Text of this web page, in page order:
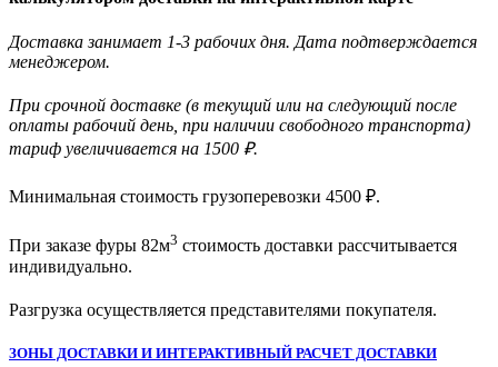
Доставка занимает 1-3 рабочих дня. Дата подтверждается
менеджером.
При срочной доставке (в текущий или на следующий после
оплаты рабочий день, при наличии свободного транспорта)
тариф увеличивается на 1500 ₽.
Минимальная стоимость грузоперевозки 4500 ₽.
При заказе фуры 82м3 стоимость доставки рассчитывается
индивидуально.
Разгрузка осуществляется представителями покупателя.
ЗОНЫ ДОСТАВКИ И ИНТЕРАКТИВНЫЙ РАСЧЕТ ДОСТАВКИ